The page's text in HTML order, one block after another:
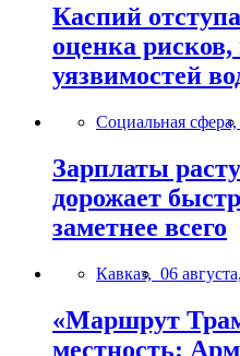
Каспий
оценка
уязвимостей
Социальная сфера,
Зарплаты
дорожает
заметнее всего
Кавказ, 06
«Маршрут
местность: